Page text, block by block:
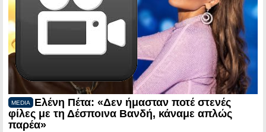
MEDIA
Ελένη Πέτα: «Δεν ήμασταν ποτέ στενές
φίλες με τη Δέσποινα Βανδή, κάναμε απλώς
παρέα»